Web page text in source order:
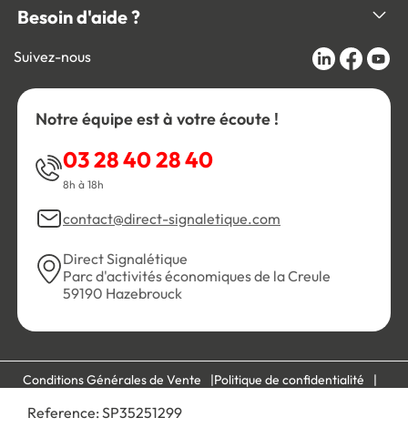
Reference: SP35251299
Besoin d'aide ?
Suivez-nous
Notre équipe est à votre écoute !
03 28 40 28 40
8h à 18h
contact@direct-signaletique.com
Direct Signalétique
Parc d'activités économiques de la Creule
59190 Hazebrouck
Conditions Générales de Vente
Politique de confidentialité
Mentions légales